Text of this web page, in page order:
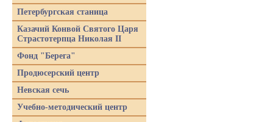
Петербургская станица
Казачий Конвой Святого Царя
Страстотерпца Николая II
Фонд "Берега"
Продюсерский центр
Невская сечь
Учебно-методический центр